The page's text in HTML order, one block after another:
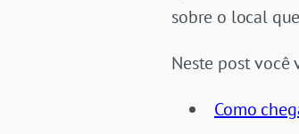
sobre o local
Neste post você
Como